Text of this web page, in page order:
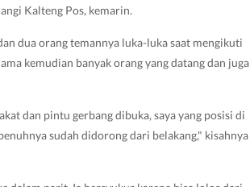
Kalteng Pos, kemarin.
dua orang temannya luka-luka saat mengikuti
kemudian banyak orang yang datang dan juga
dan pintu gerbang dibuka, saya yang posisi di
sudah didorong dari belakang," kisahnya